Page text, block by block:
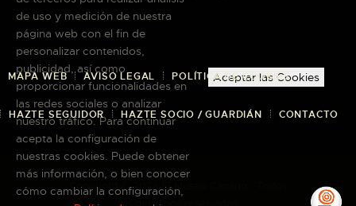
MAPA WEB AVISO LEGAL POLÍTICA DE COOKIES
HAZTE SEGUIDOR HAZTE SOCIO / GUARDIÁN CONTACTO
Copyright © 2026 El Museo Canario · Todos
los derechos reservados
de uso y medición de nuestra
página web con el fin de
personalizar contenidos,
publicidad, así como
proporcionar funcionalidades en
las redes sociales o analizar
nuestro tráfico. Para continuar
acepta la configuración de
nuestras cookies. Puede obtener
más información, o bien conocer
cómo cambiar la configuración,
Aceptar las Cookies